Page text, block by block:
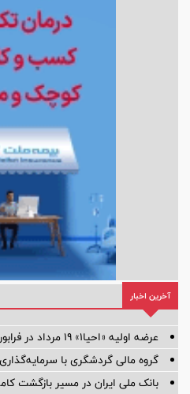
آخرین اخبار
عرضه اولیه «احیا۱» ۱۹ مرداد در فرابورس
گروه مالی گردشگری با
بانک ملی ایران در مسیر بازگشت